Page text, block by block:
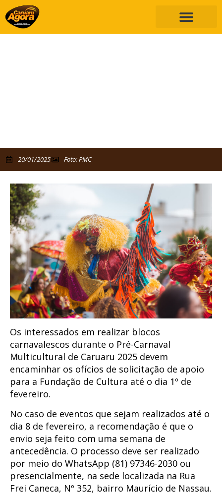
20/01/2025 Foto: PMC
Os interessados em realizar blocos
carnavalescos durante o Pré-Carnaval
Multicultural de Caruaru 2025 devem
encaminhar os ofícios de solicitação de apoio
para a Fundação de Cultura até o dia 1º de
fevereiro.
No caso de eventos que sejam realizados até o
dia 8 de fevereiro, a recomendação é que o
envio seja feito com uma semana de
antecedência. O processo deve ser realizado
por meio do WhatsApp (81) 97346-2030 ou
presencialmente, na sede localizada na Rua
Frei Caneca, Nº 352, bairro Maurício de Nassau.